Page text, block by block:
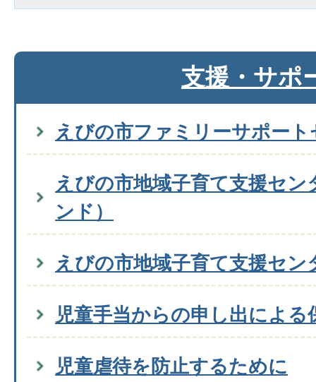
支援・サポ
えびの市ファミリーサポー
えびの市地域子育て支援セ
ンド）
えびの市地域子育て支援セ
児童手当からの申し出による
児童虐待を防止するために